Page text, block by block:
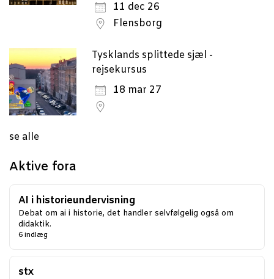
11 dec 26
Flensborg
Tysklands splittede sjæl -
rejsekursus
18 mar 27
se alle
Aktive fora
AI i historieundervisning
Debat om ai i historie, det handler selvfølgelig også om
didaktik.
6 indlæg
stx